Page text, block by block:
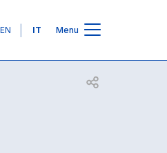
Lingue
EN IT Menu
Apri per